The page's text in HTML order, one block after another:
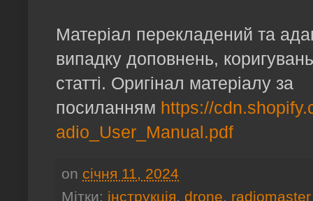
Матеріал перекладений та
випадку доповнень,
статті. Оригінал матеріалу за
посиланням https://
adio_User_Manual.pdf
on січня 11, 2024
Мітки: інструкція drone radiomaster